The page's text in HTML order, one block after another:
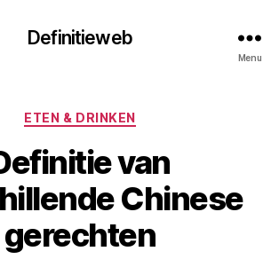
Definitieweb
Menu
Categorieën
ETEN & DRINKEN
van
Chinese
gerechten